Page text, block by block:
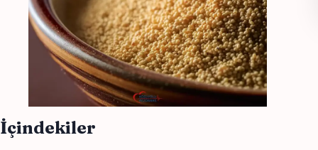
İçindekiler